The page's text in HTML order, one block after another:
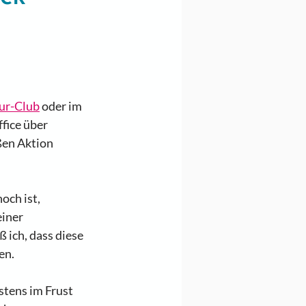
Club oder im
über
Aktion
ist,
dass diese
im Frust